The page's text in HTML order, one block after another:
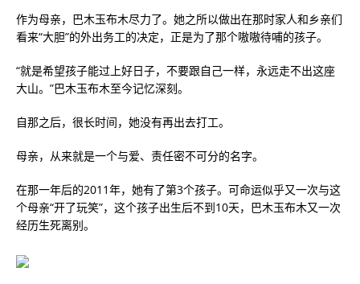
作为母亲，巴木玉布木尽力了。她之所以做出在那时家人和乡亲们
看来“大胆”的外出务工的决定，正是为了那个嗷嗷待哺的孩子。
“就是希望孩子能过上好日子，不要跟自己一样，永远走不出这座
大山。”巴木玉布木至今记忆深刻。
自那之后，很长时间，她没有再出去打工。
母亲，从来就是一个与爱、责任密不可分的名字。
在那一年后的2011年，她有了第3个孩子。可命运似乎又一次与这
个母亲“开了玩笑”，这个孩子出生后不到10天，巴木玉布木又一次
经历生死离别。